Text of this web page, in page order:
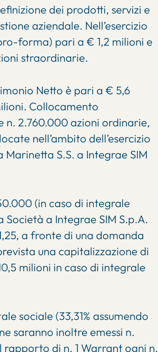
dei prodotti, servizi e
aziendale. Nell’esercizio
forma) pari a € 1,2 milioni e
straordinarie.
Netto è pari a € 5,6
Collocamento
n. 2.760.000 azioni ordinarie,
nell’ambito dell’esercizio
S.S. a Integrae SIM
(in caso di integrale
a Integrae SIM S.p.A.
a fronte di una domanda
una capitalizzazione di
milioni in caso di integrale
sociale (33,31% assumendo
saranno inoltre emessi n.
di n. 1 Warrant ogni n.